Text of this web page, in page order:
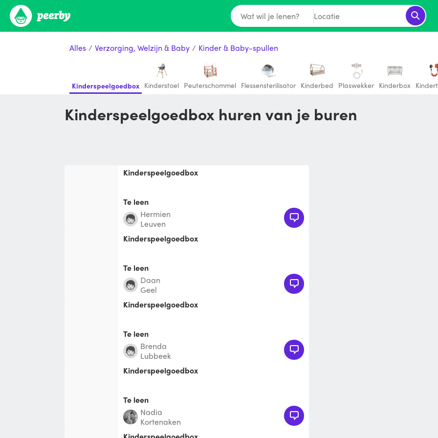
Wat wil je lenen? Locatie
Alles / Verzorging, Welzijn & Baby / Kinder & Baby-spullen
Kinderspeelgoedbox Kinderstoel Peuterschommel Flessensterilisator Kinderbed Plaswekker Kinderbox
Kinderspeelgoedbox huren van je buren
kinderspeelgoedbox
Te leen
Hermien
Leuven
kinderspeelgoedbox
Te leen
Daan
Geel
Kinderspeelgoedbox
Te leen
brenda
Lubbeek
Kinderspeelgoedbox
Te leen
Nadia
Kortenaken